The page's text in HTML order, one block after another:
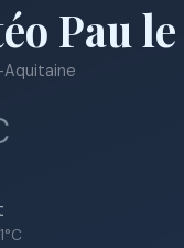
Pau
°C